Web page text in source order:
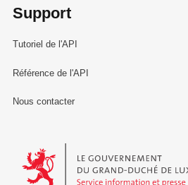
Support
Tutoriel de l'API
Référence de l'API
Nous contacter
Le Gouvernement du Grand-Duché